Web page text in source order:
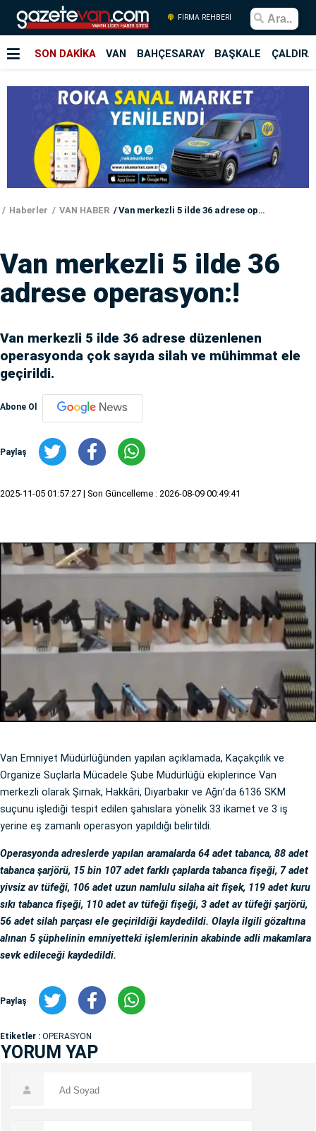
FİRMA REHBERİ
SON DAKİKA VAN BAHÇESARAY BAŞKALE
Haberler VAN HABER Van merkezli 5 ilde 36 adrese operasyon:!
Van merkezli 5 ilde 36
adrese operasyon:!
Van merkezli 5 ilde 36 adrese düzenlenen
operasyonda çok sayıda silah ve mühimmat ele
geçirildi.
Abone Ol
Paylaş
2025-11-05 01:57:27 | Son Güncelleme : 2026-08-09 00:49:41
Van Emniyet Müdürlüğünden yapılan açıklamada, Kaçakçılık ve
Organize Suçlarla Mücadele Şube Müdürlüğü ekiplerince Van
merkezli olarak Şırnak, Hakkâri, Diyarbakır ve Ağrı’da 6136 SKM
suçunu işlediği tespit edilen şahıslara yönelik 33 ikamet ve 3 iş
yerine eş zamanlı operasyon yapıldığı belirtildi.
Operasyonda adreslerde yapılan aramalarda 64 adet tabanca, 88 adet
tabanca şarjörü, 15 bin 107 adet farklı çaplarda tabanca fişeği, 7 adet
yivsiz av tüfeği, 106 adet uzun namlulu silaha ait fişek, 119 adet kuru
sıkı tabanca fişeği, 110 adet av tüfeği fişeği, 3 adet av tüfeği şarjörü,
56 adet silah parçası ele geçirildiği kaydedildi. Olayla ilgili gözaltına
alınan 5 şüphelinin emniyetteki işlemlerinin akabinde adli makamlara
sevk edileceği kaydedildi.
Paylaş
Etiketler : OPERASYON
YORUM YAP